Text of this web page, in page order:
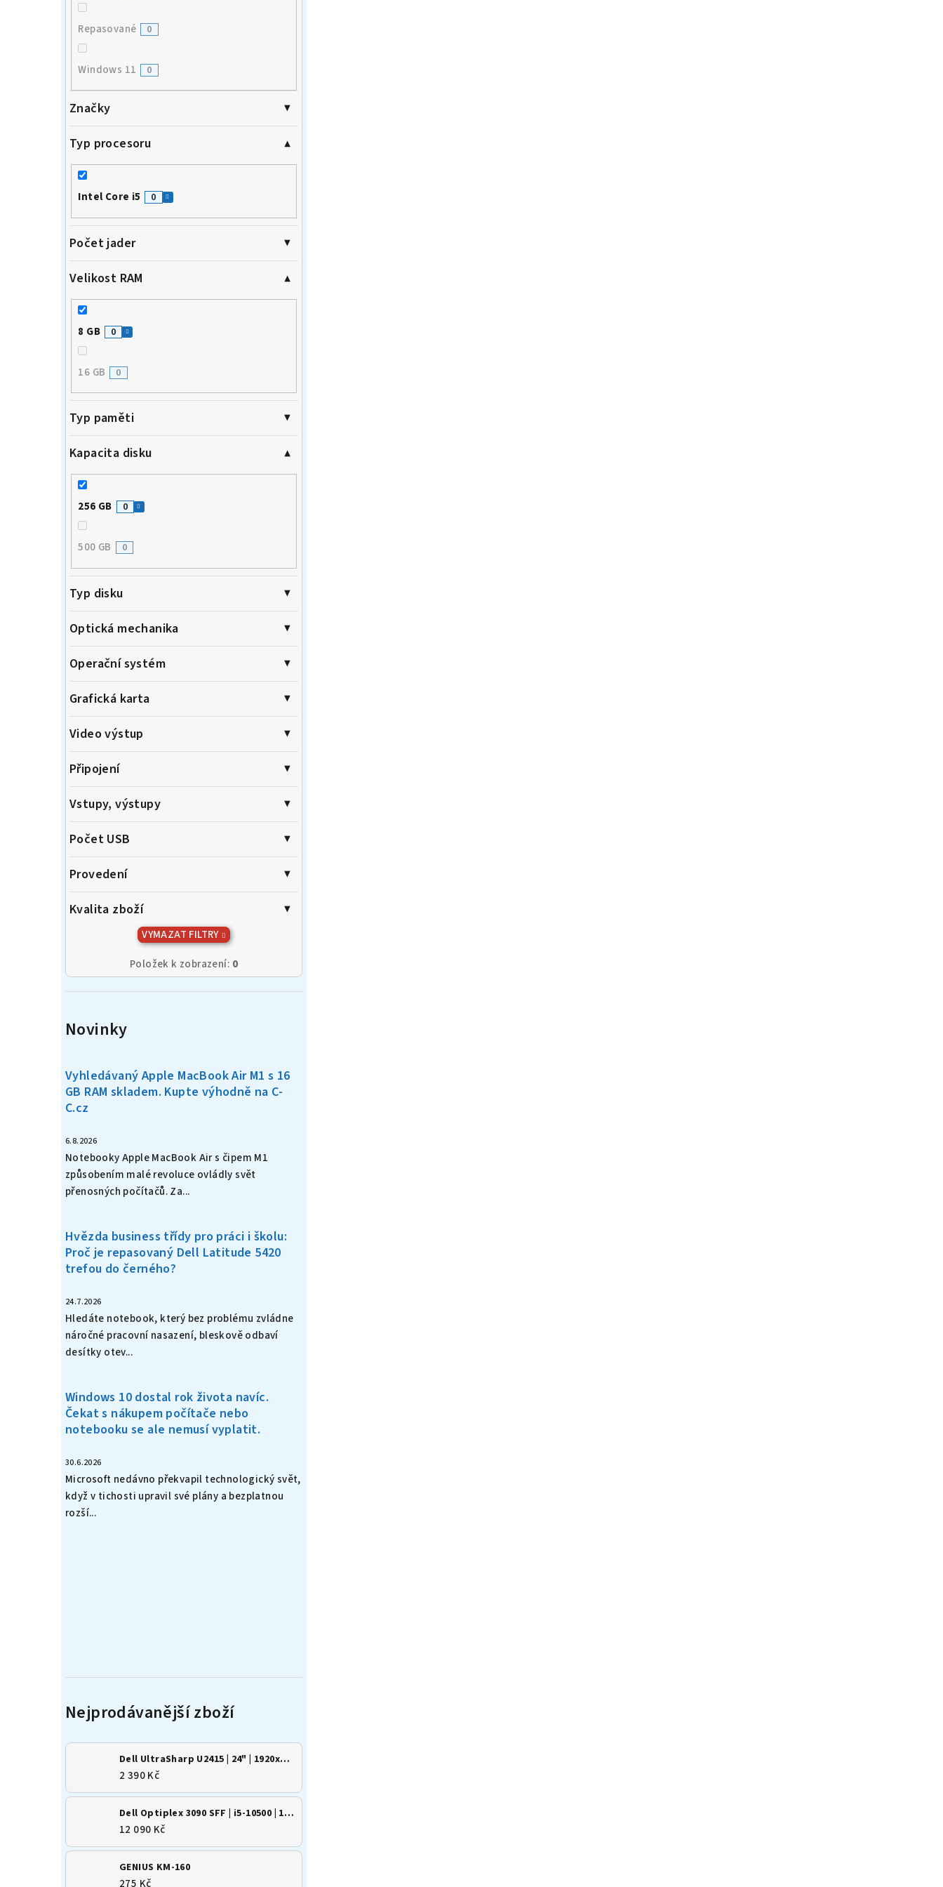
Repasované 0
Windows 11 0
Značky
Typ procesoru
Intel Core i5 0
Počet jader
Velikost RAM
8 GB 0
16 GB 0
Typ paměti
Kapacita disku
256 GB 0
500 GB 0
Typ disku
Optická mechanika
Operační systém
Grafická karta
Video výstup
Připojení
Vstupy, výstupy
Počet USB
Provedení
Kvalita zboží
VYMAZAT FILTRY
Položek k zobrazení: 0
Novinky
Vyhledávaný Apple MacBook Air M1 s 16
GB RAM skladem. Kupte výhodně na C-
C.cz
6.8.2026
Notebooky Apple MacBook Air s čipem M1
způsobením malé revoluce ovládly svět
přenosných počítačů. Za...
Hvězda business třídy pro práci i školu:
Proč je repasovaný Dell Latitude 5420
trefou do černého?
24.7.2026
Hledáte notebook, který bez problému zvládne
náročné pracovní nasazení, bleskově odbaví
desítky otev...
Windows 10 dostal rok života navíc.
Čekat s nákupem počítače nebo
notebooku se ale nemusí vyplatit.
30.6.2026
Microsoft nedávno překvapil technologický svět,
když v tichosti upravil své plány a bezplatnou
rozší...
Dell UltraSharp U2415 | 24" | 1920x1200 | 16:10 | IPS
2 390 Kč
Dell Optiplex 3090 SFF | i5-10500 | 16GB | 500GB SSD | Win 11
12 090 Kč
GENIUS KM-160